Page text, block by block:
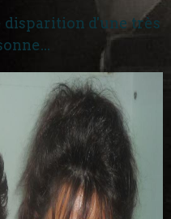
disparition d'une très